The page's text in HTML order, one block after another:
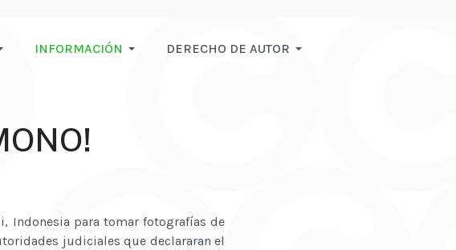
INFORMACIÓN DERECHO DE AUTOR
Indonesia para tomar fotografías de
judiciales que declararan el